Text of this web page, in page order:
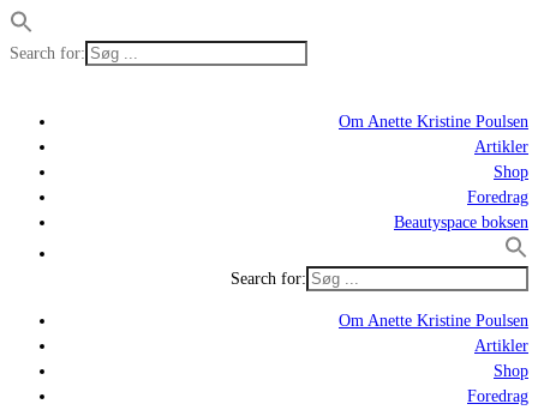
Search for:
Om Anette Kristine Poulsen
Artikler
Shop
Foredrag
Beautyspace boksen
Search for:
Om Anette Kristine Poulsen
Artikler
Shop
Foredrag